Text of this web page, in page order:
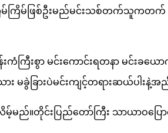
င်းကောင်း
ာတော်
း
အကြိမ်ကြိမ်ဖြစ်ဦးမည်မင်းသစ်တက်သူ
ကံကြီးစွာ မင်းကောင်းရတနာ မင်းခယ
း မခွဲခြားပဲမင်းကျင့်တရားဆယ်ပါးနဲ့
မ့်မည်။တိုင်းပြည်တော်ကြီး သာယာဝပ